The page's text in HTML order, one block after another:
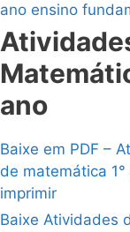
ano ensino
ano
Baixe em PDF –
de matemática 1°
imprimir
Baixe Atividades